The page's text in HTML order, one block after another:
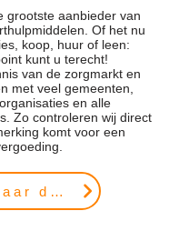
grootste aanbieder van
Of het nu
koop, huur of leen:
kunt u terecht!
van de zorgmarkt en
met veel gemeenten,
en alle
Zo controleren wij direct
komt voor een
Ga naar de website